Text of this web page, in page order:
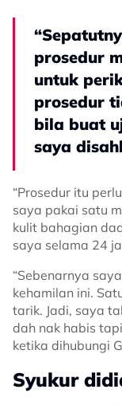
prosedur
untuk
prosedur
bila buat
saya
“Prosedur itu
saya pakai satu
kulit bahagian
saya selama 24
“Sebenarnya
kehamilan ini.
tarik. Jadi, saya
dah nak habis
ketika dihubungi
Syukur